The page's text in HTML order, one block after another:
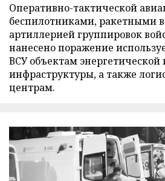
Оперативно-тактической
беспилотниками, ракетными
артиллерией группировок
нанесено поражение
ВСУ объектам энергетической
инфраструктуры, а также
центрам.